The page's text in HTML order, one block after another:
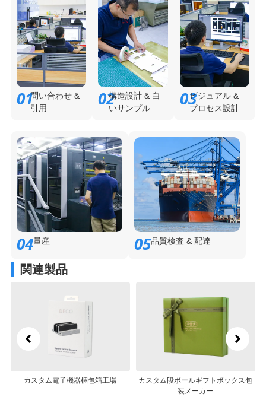
01問い合わせ &
引用
02構造設計 & 白
いサンプル
03ビジュアル &
プロセス設計
04量産 05品質検査 & 配達
関連製品
カスタム段ボールギフトボックス包
段ボール化粧品ギフトボックス包装
メーカー